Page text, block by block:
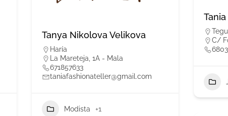
Tanya Nikolova Velikova
Haría
La Mareteja, 1A - Mala
671857633
taniafashionateller@gmail.com
Modista +1
C/